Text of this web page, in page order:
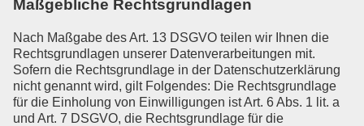
Maßgebliche Rechtsgrundlagen
Nach Maßgabe des Art. 13 DSGVO teilen wir Ihnen die
Rechtsgrundlagen unserer Datenverarbeitungen mit.
Sofern die Rechtsgrundlage in der Datenschutzerklärung
nicht genannt wird, gilt Folgendes: Die Rechtsgrundlage
für die Einholung von Einwilligungen ist Art. 6 Abs. 1 lit. a
und Art. 7 DSGVO, die Rechtsgrundlage für die